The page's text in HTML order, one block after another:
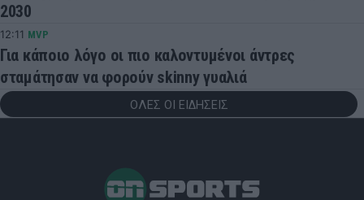
2030
12:11 MVP
Για κάποιο λόγο οι πιο καλοντυμένοι άντρες
σταμάτησαν να φορούν skinny γυαλιά
ΟΛΕΣ ΟΙ ΕΙΔΗΣΕΙΣ